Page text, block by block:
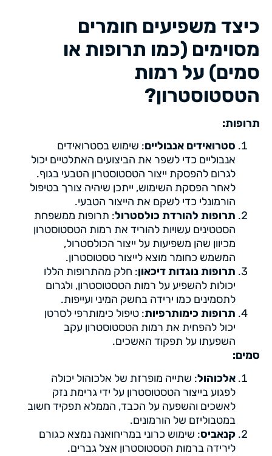
כיצד משפיעים חומרים
מסוימים (כמו תרופות או
סמים) על רמות
הטסטוסטרון?
תרופות:
סטרואידים אנבוליים: שימוש בסטרואידים
אנבוליים כדי לשפר את הביצועים האתלטיים יכול
לגרום להפסקת ייצור הטסטוסטרון הטבעי בגוף.
לאחר הפסקת השימוש, ייתכן שיהיה צורך בטיפול
הורמונלי כדי לשקם את הייצור הטבעי.
תרופות להורדת כולסטרול: תרופות ממשפחת
הסטטינים עשויות להוריד את רמות הטסטוסטרון
מכיוון שהן משפיעות על ייצור הכולסטרול,
המשמש כחומר מוצא לייצור טסטוסטרון.
תרופות נוגדות דיכאון: חלק מהתרופות הללו
יכולות להשפיע על רמות הטסטוסטרון, ולגרום
לתסמינים כמו ירידה בחשק המיני ועייפות.
תרופות כימותרפיות: טיפול כימותרפי לסרטן
יכול להפחית את רמות הטסטוסטרון עקב
השפעתו על תפקוד האשכים.
סמים:
אלכוהול: שתייה מופרזת של אלכוהול יכולה
לפגוע בייצור הטסטוסטרון על ידי גרימת נזק
לאשכים והשפעה על הכבד, הממלא תפקיד חשוב
במטבוליזם של הורמונים.
קנאביס: שימוש כרוני במריחואנה נמצא כגורם
לירידה ברמות הטסטוסטרון אצל גברים.